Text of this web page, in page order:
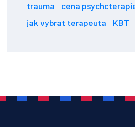
trauma
cena
jak vybrat terapeuta
KBT